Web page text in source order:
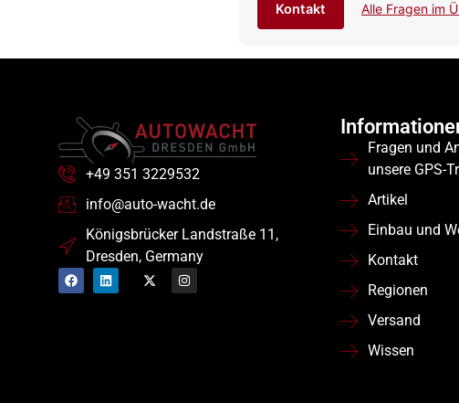
Kontakt Alle Fragen im
+49 351 3229532
info@auto-wacht.de
Königsbrücker Landstraße 11,
Dresden, Germany
Fragen und
unsere GPS-
Artikel
Einbau und
Kontakt
Regionen
Versand
Wissen